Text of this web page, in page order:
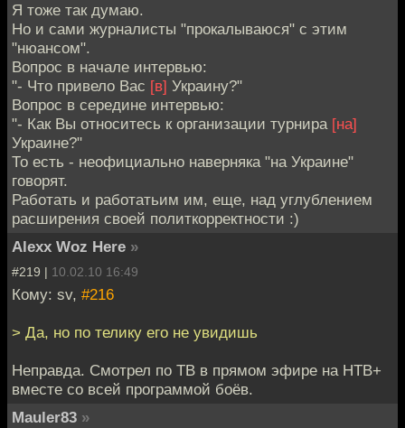
Я тоже так думаю.
Но и сами журналисты "прокалываюся" с этим
"нюансом".
Вопрос в начале интервью:
"- Что привело Вас [в] Украину?"
Вопрос в середине интервью:
"- Как Вы относитесь к организации турнира [на]
Украине?"
То есть - неофициально наверняка "на Украине"
говорят.
Работать и работатьим им, еще, над углублением
расширения своей политкорректности :)
Alexx Woz Here »
#219 | 10.02.10 16:49
Кому: sv, #216
> Да, но по телику его не увидишь
Неправда. Смотрел по ТВ в прямом эфире на НТВ+
вместе со всей программой боёв.
Mauler83 »